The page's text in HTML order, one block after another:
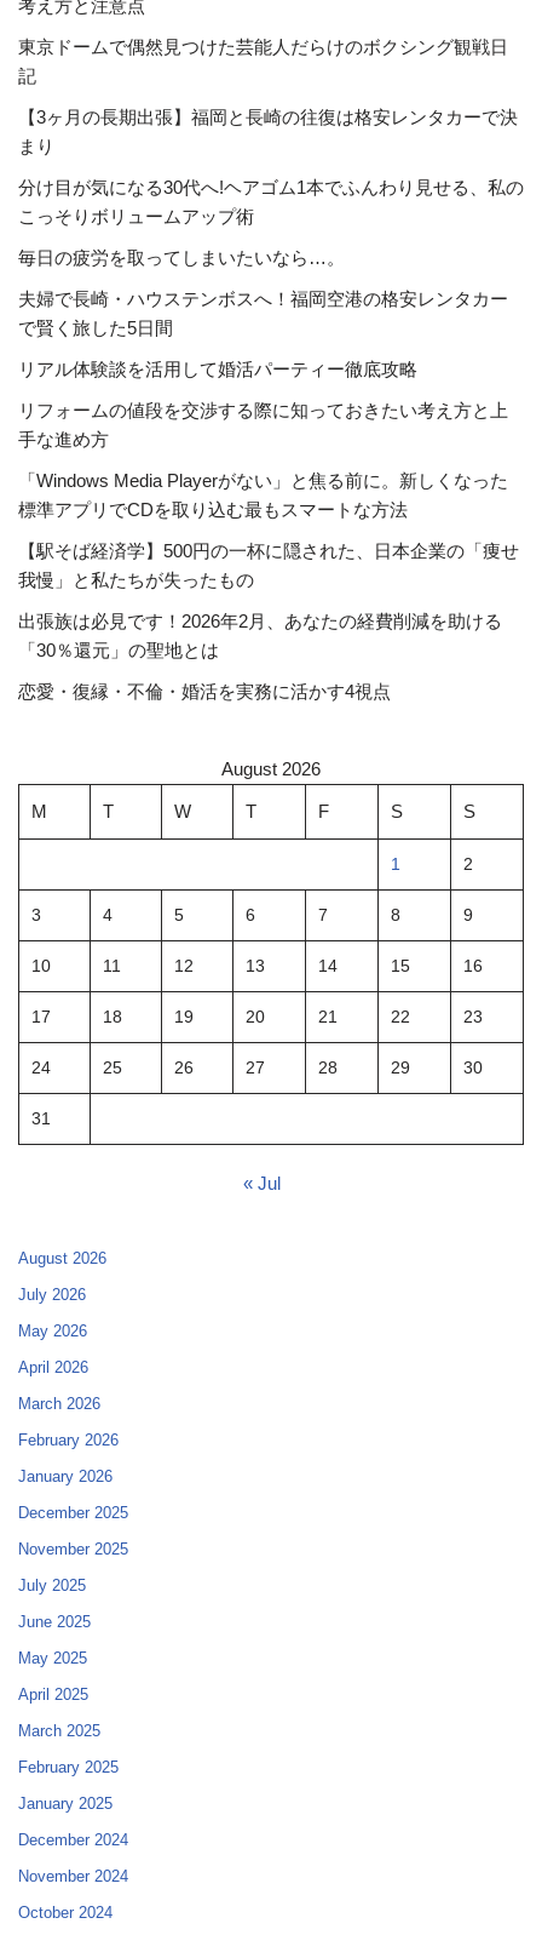
考え方と注意点
東京ドームで偶然見つけた芸能人だらけのボクシング観戦日
記
【3ヶ月の長期出張】福岡と長崎の往復は格安レンタカーで決
まり
分け目が気になる30代へ!ヘアゴム1本でふんわり見せる、私の
こっそりボリュームアップ術
毎日の疲労を取ってしまいたいなら…。
夫婦で長崎・ハウステンボスへ！福岡空港の格安レンタカー
で賢く旅した5日間
リアル体験談を活用して婚活パーティー徹底攻略
リフォームの値段を交渉する際に知っておきたい考え方と上
手な進め方
「Windows Media Playerがない」と焦る前に。新しくなった
標準アプリでCDを取り込む最もスマートな方法
【駅そば経済学】500円の一杯に隠された、日本企業の「痩せ
我慢」と私たちが失ったもの
出張族は必見です！2026年2月、あなたの経費削減を助ける
「30％還元」の聖地とは
恋愛・復縁・不倫・婚活を実務に活かす4視点
August 2026
M T W T F S S
1 2
3 4 5 6 7 8 9
10 11 12 13 14 15 16
17 18 19 20 21 22 23
24 25 26 27 28 29 30
31
« Jul
August 2026
July 2026
May 2026
April 2026
March 2026
February 2026
January 2026
December 2025
November 2025
July 2025
June 2025
May 2025
April 2025
March 2025
February 2025
January 2025
December 2024
November 2024
October 2024